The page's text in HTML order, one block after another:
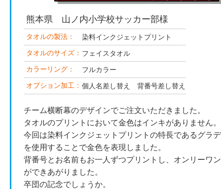
熊本県 山ノ内小学校サッカー部様
タオルの製法：
染料インクジェットプリント
タオルのサイズ： フェイスタオル
カラーリング：
フルカラー
オプション加工： 個人名差し替え 背番号差し替え
チーム横断幕のデザインでご注文いただきました。
タオルのプリントにおいて金色はインキがありません。
今回は染料インクジェットプリントの特長であるグラ
を使用することで金色を表現しました。
背番号とお名前もお一人ずつプリントし、オンリーワ
ができあがりました。
卒団の記念でしょうか。